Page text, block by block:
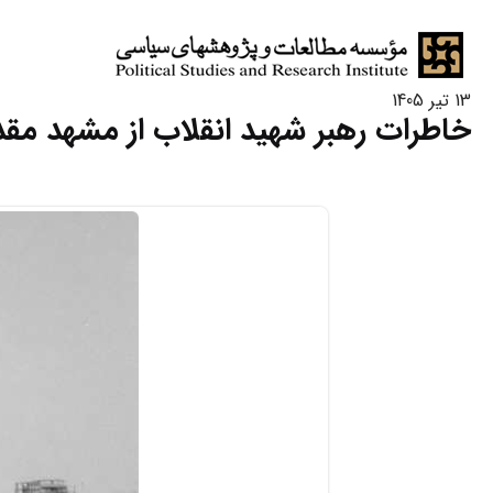
13 تیر 1405
خاطرات رهبر شهید انقلاب از مشهد